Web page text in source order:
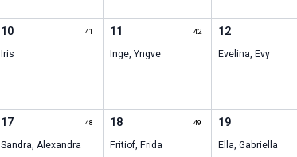
10 41
Iris
11 42
Inge, Yngve
12
Evelina,Evy
17 48
Sandra,Alexandra
18 49
Fritiof, Frida
19
Ella,Gabriella